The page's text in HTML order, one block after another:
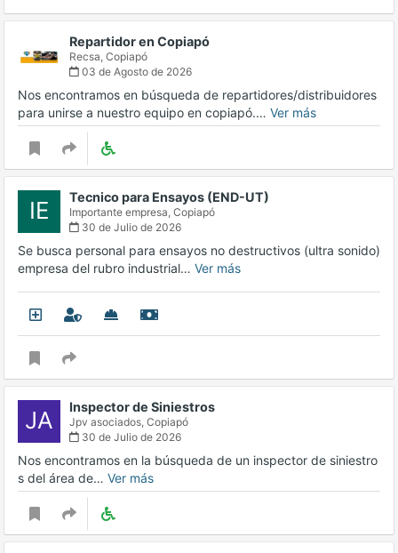
Repartidor en Copiapó
Recsa, Copiapó
03 de Agosto de 2026
Nos encontramos en búsqueda de repartidores/distribuidores
para unirse a nuestro equipo en copiapó.… Ver más
IE Tecnico para Ensayos (END-UT)
Importante empresa, Copiapó
30 de Julio de 2026
Se busca personal para ensayos no destructivos (ultra sonido)
empresa del rubro industrial… Ver más
JA Inspector de Siniestros
Jpv asociados, Copiapó
30 de Julio de 2026
Nos encontramos en la búsqueda de un inspector de siniestro
s del área de… Ver más